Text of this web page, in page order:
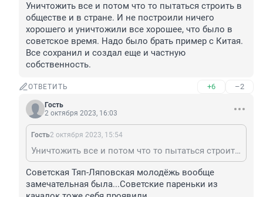
Уничтожить все и потом что то пытаться строить в
обществе и в стране. И не построили ничего
хорошего и уничтожили все хорошее, что было в
советское время. Надо было брать пример с Китая.
Все сохранил и создал еще и частную
собственность.
ОТВЕТИТЬ +6 –2
Гость
2 октября 2023, 16:03
Гость2 октября 2023, 15:54
Уничтожить все и потом что то пытаться строить в обществе и в стране. И не построили ничего хорошего и уничтожили все хорошее, что было в советское время. Надо было брать пример с Китая. Все сохранил и создал еще и частную собственность.
Советская Тяп-Ляповская молодёжь вообще
замечательная была...Советские пареньки из